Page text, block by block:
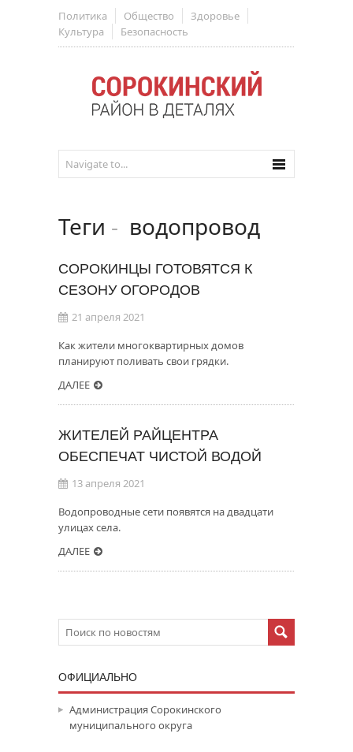
Политика Общество
Здоровье
Культура
Безопасность
Теги - водопровод
СОРОКИНЦЫ ГОТОВЯТСЯ К
СЕЗОНУ ОГОРОДОВ
21 апреля 2021
Как жители многоквартирных домов
планируют поливать свои грядки.
ДАЛЕЕ
ЖИТЕЛЕЙ РАЙЦЕНТРА
ОБЕСПЕЧАТ ЧИСТОЙ ВОДОЙ
13 апреля 2021
Водопроводные сети появятся на двадцати
улицах села.
ДАЛЕЕ
ОФИЦИАЛЬНО
Администрация Сорокинского
муниципального округа